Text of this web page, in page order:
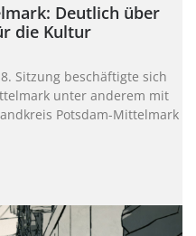
Deutlich über
die Kultur
Sitzung beschäftigte sich
unter anderem mit
Potsdam-Mittelmark